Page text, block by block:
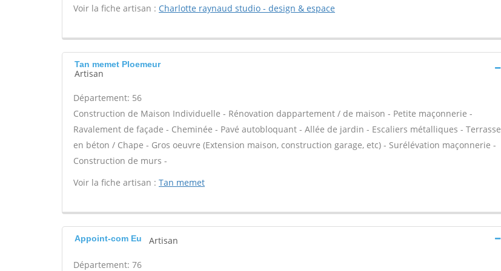
Voir la fiche artisan : Charlotte raynaud studio - design & espace
Tan memet Ploemeur
Artisan
Département: 56
Construction de Maison Individuelle - Rénovation dappartement / de maison - Petite maçonnerie -
Ravalement de façade - Cheminée - Pavé autobloquant - Allée de jardin - Escaliers métalliques - Terrasse
en béton / Chape - Gros oeuvre (Extension maison, construction garage, etc) - Surélévation maçonnerie -
Construction de murs -
Voir la fiche artisan : Tan memet
Appoint-com Eu Artisan
Département: 76